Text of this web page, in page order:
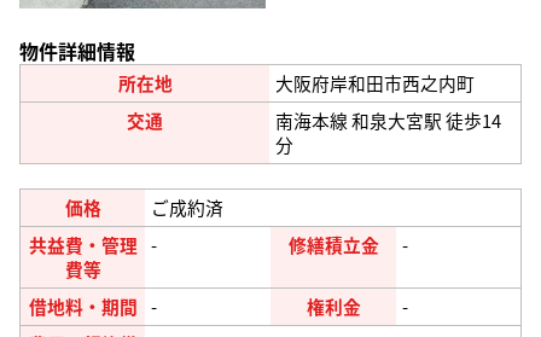
物件詳細情報
所在地
大阪府岸和田市西之内町
交通
南海本線 和泉大宮駅 徒歩14
分
価格
ご成約済
共益費・管理
費等
- 修繕積立金 -
借地料・期間 - 権利金
-